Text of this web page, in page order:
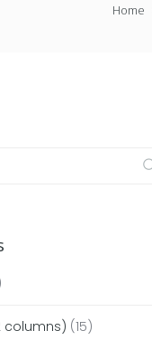
Home
columns) (15)